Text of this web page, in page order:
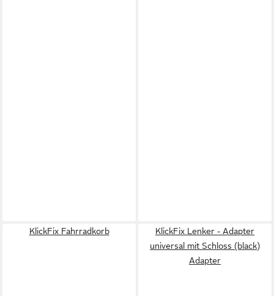
KlickFix Fahrradkorb
KlickFix Lenker - Adapter
universal mit Schloss (black)
Adapter